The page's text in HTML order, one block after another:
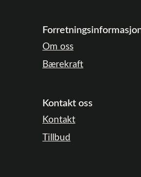
Om oss
Bærekraft
Kontakt oss
Kontakt
Tillbud